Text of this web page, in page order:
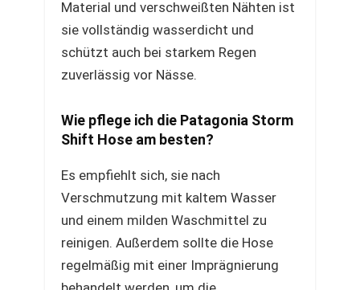
Material und verschweißten Nähten ist
sie vollständig wasserdicht und
schützt auch bei starkem Regen
zuverlässig vor Nässe.
Wie pflege ich die Patagonia Storm
Shift Hose am besten?
Es empfiehlt sich, sie nach
Verschmutzung mit kaltem Wasser
und einem milden Waschmittel zu
reinigen. Außerdem sollte die Hose
regelmäßig mit einer Imprägnierung